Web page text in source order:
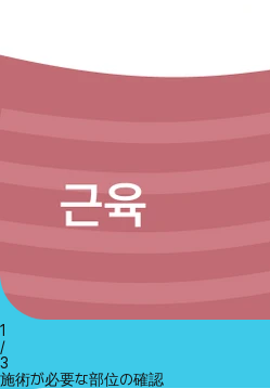
1
/
3
施術が必要な部位の確認